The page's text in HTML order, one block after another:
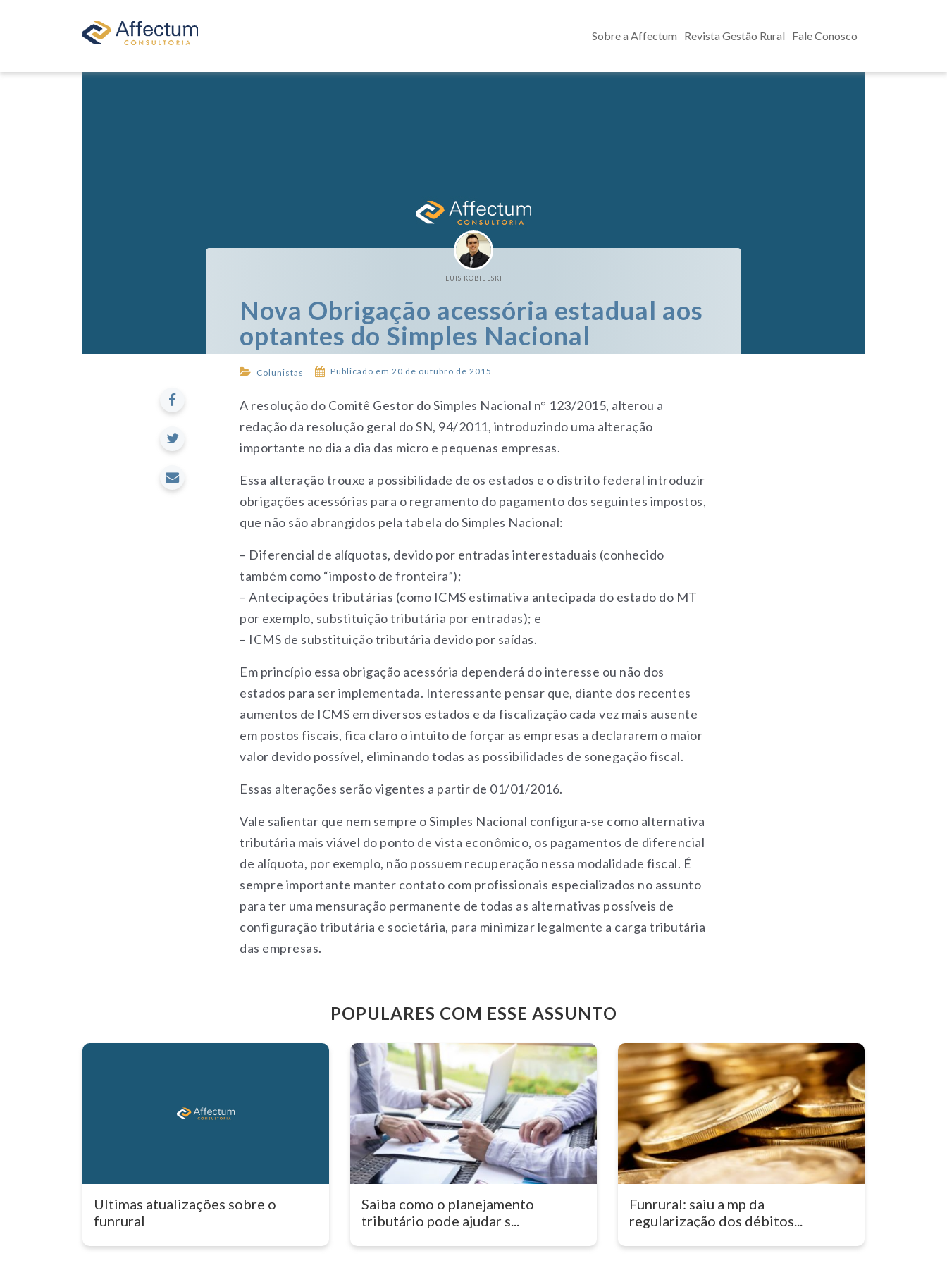
Sobre a Affectum Revista Gestão Rural Fale Conosco
LUIS KOBIELSKI
Nova Obrigação acessória estadual aos
optantes do Simples Nacional
Colunistas Publicado em 20 de outubro de 2015
A resolução do Comitê Gestor do Simples Nacional n° 123/2015, alterou a
redação da resolução geral do SN, 94/2011, introduzindo uma alteração
importante no dia a dia das micro e pequenas empresas.
Essa alteração trouxe a possibilidade de os estados e o distrito federal introduzir
obrigações acessórias para o regramento do pagamento dos seguintes impostos,
que não são abrangidos pela tabela do Simples Nacional:
– Diferencial de alíquotas, devido por entradas interestaduais (conhecido
também como “imposto de fronteira”);
– Antecipações tributárias (como ICMS estimativa antecipada do estado do MT
por exemplo, substituição tributária por entradas); e
– ICMS de substituição tributária devido por saídas.
Em princípio essa obrigação acessória dependerá do interesse ou não dos
estados para ser implementada. Interessante pensar que, diante dos recentes
aumentos de ICMS em diversos estados e da fiscalização cada vez mais ausente
em postos fiscais, fica claro o intuito de forçar as empresas a declararem o maior
valor devido possível, eliminando todas as possibilidades de sonegação fiscal.
Essas alterações serão vigentes a partir de 01/01/2016.
Vale salientar que nem sempre o Simples Nacional configura-se como alternativa
tributária mais viável do ponto de vista econômico, os pagamentos de diferencial
de alíquota, por exemplo, não possuem recuperação nessa modalidade fiscal. É
sempre importante manter contato com profissionais especializados no assunto
para ter uma mensuração permanente de todas as alternativas possíveis de
configuração tributária e societária, para minimizar legalmente a carga tributária
das empresas.
POPULARES COM ESSE ASSUNTO
Ultimas atualizações sobre o
funrural
Saiba como o planejamento
tributário pode ajudar s...
Funrural: saiu a mp da
regularização dos débitos...